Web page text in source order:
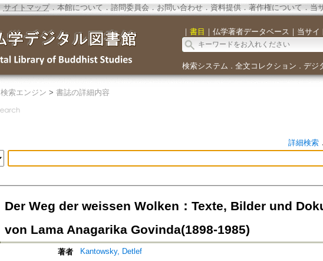
サイトマップ．本館について ． 諮問委員会． お問い合わせ． 資料提供． 著作権について．当
｜ 書目 ｜ 仏学著者データベース ｜ 当サイ
検索システム ． 全文コレクション ． デジ
検索エンジン > 書誌の詳細内容
詳細検索
Der Weg der weissen Wolken：Texte, Bilder und
von Lama Anagarika Govinda(1898-1985)
著者 Kantowsky, Detlef